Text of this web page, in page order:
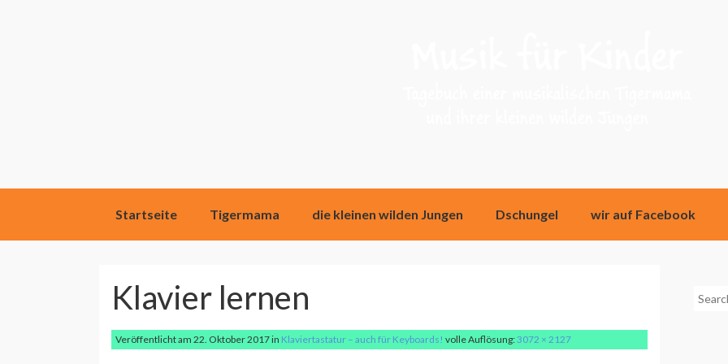
Direkt
Startseite Tigermama die kleinen wilden Jungen Dschungel wir auf Facebook
Klavier lernen
Veröffentlicht am 22. Oktober 2017in Klaviertastatur – auch für Keyboards! volle Auflösung:3072 × 2127